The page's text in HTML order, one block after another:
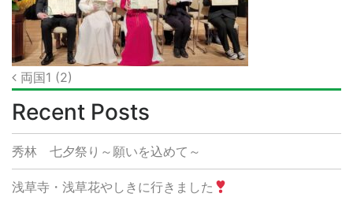
Post
navigation
両国1 (2)
Recent Posts
秀林 七夕祭り～願いを込めて～
浅草寺・浅草花やしきに行きました